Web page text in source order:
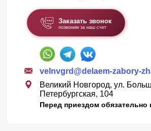
Заказать звонок
позвоним за наш счет
velnvgrd@delaem-zabory-
Великий Новгород, ул.
Петербургская, 104
Перед приездом обязательно